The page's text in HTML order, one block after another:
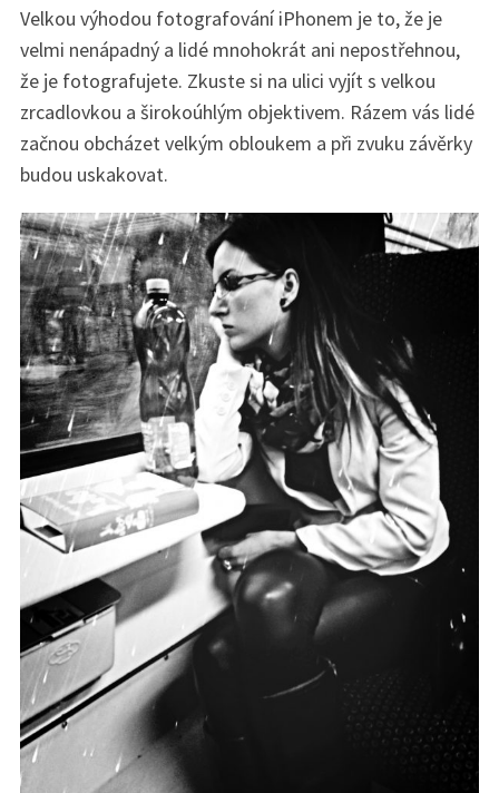
Velkou výhodou fotografování iPhonem je to, že je
velmi nenápadný a lidé mnohokrát ani nepostřehnou,
že je fotografujete. Zkuste si na ulici vyjít s velkou
zrcadlovkou a širokoúhlým objektivem. Rázem vás lidé
začnou obcházet velkým obloukem a při zvuku závěrky
budou uskakovat.